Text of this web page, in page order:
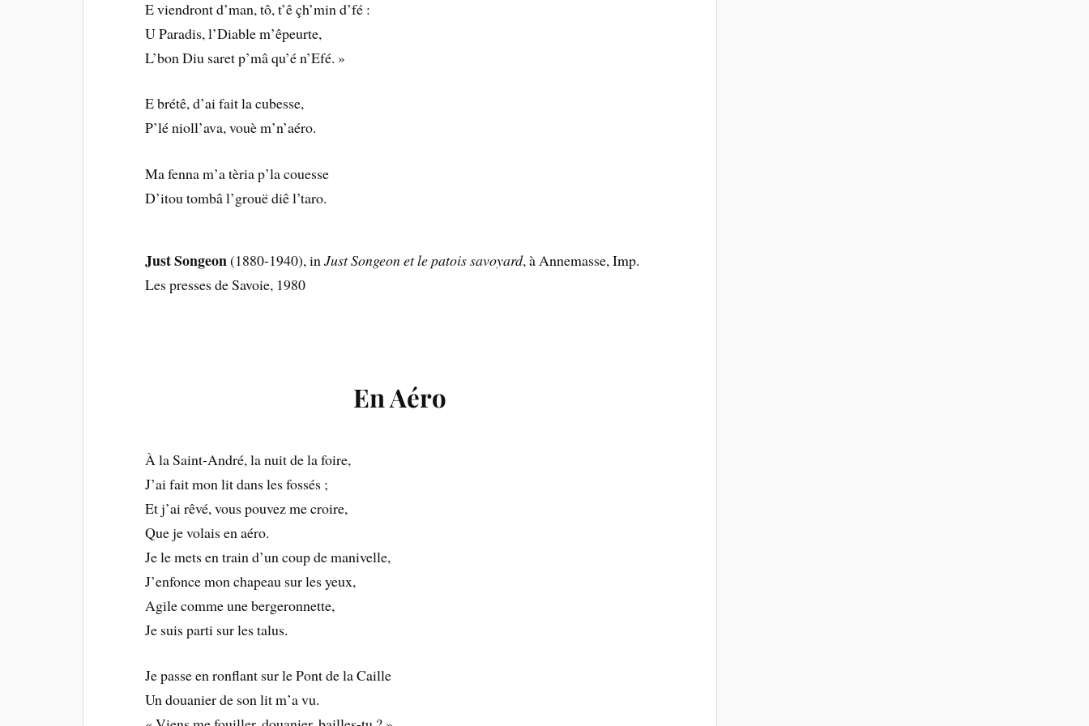
E viendront d’man, tô, t’ê çh’min d’fé :
U Paradis, l’Diable m’êpeurte,
L’bon Diu saret p’mâ qu’é n’Efé. »
E brétê, d’ai fait la cubesse,
P’lé nioll’ava, vouè m’n’aéro.
Ma fenna m’a tèria p’la couesse
D’itou tombâ l’grouë diê l’taro.
Just Songeon(1880-1940), inJust Songeon et le patois savoyard, à Annemasse, Imp.
Les presses de Savoie, 1980
En Aéro
À la Saint-André, la nuit de la foire,
J’ai fait mon lit dans les fossés ;
Et j’ai rêvé, vous pouvez me croire,
Que je volais en aéro.
Je le mets en train d’un coup de manivelle,
J’enfonce mon chapeau sur les yeux,
Agile comme une bergeronnette,
Je suis parti sur les talus.
Je passe en ronflant sur le Pont de la Caille
Un douanier de son lit m’a vu.